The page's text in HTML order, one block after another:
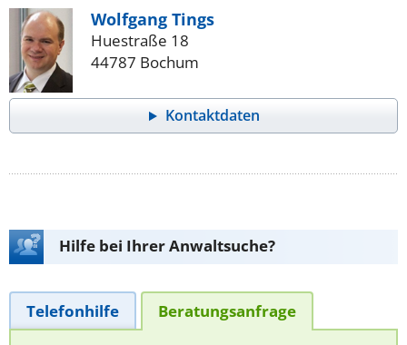
Wolfgang Tings
Huestraße 18
44787 Bochum
Kontaktdaten
Hilfe bei Ihrer Anwaltsuche?
Telefonhilfe Beratungsanfrage